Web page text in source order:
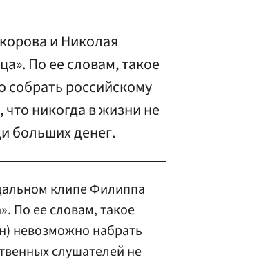
и Николая
По ее словам, такое
собрать российскому
никогда в жизни не
больших денег.
клипе Филиппа
По ее словам, такое
невозможно набрать
слушателей не